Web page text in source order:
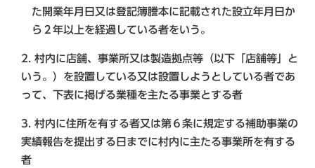
た開業年月日又は登記簿謄本に記載された設立年月日か
ら２年以上を経過している者をいう。
2. 村内に店舗、事業所又は製造拠点等（以下「店舗等」と
いう。）を設置している又は設置しようとしている者であ
って、下表に掲げる業種を主たる事業とする者
3. 村内に住所を有する者又は第６条に規定する補助事業の
実績報告を提出する日までに村内に主たる事業所を有する
者